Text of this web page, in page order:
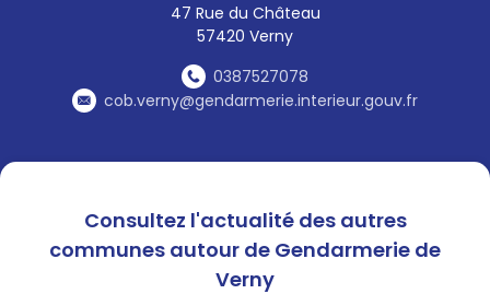
47 Rue du Château
57420 Verny
0387527078
cob.verny@gendarmerie.interieur.gouv.fr
Consultez l'actualité des autres
communes autour de Gendarmerie de
Verny